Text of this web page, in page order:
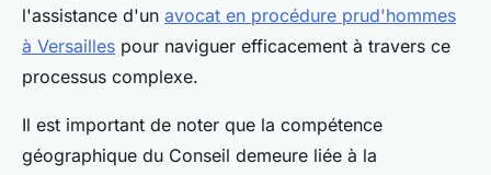
l'assistance d'un avocat en procédure prud'hommes
à Versailles pour naviguer efficacement à travers ce
processus complexe.
Il est important de noter que la compétence
géographique du Conseil demeure liée à la